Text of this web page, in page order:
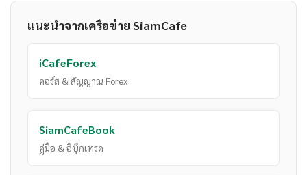
แนะนำจากเครือข่าย SiamCafe
iCafeForex
คอร์ส & สัญญาณ Forex
SiamCafeBook
คู่มือ & อีบุ๊กเทรด